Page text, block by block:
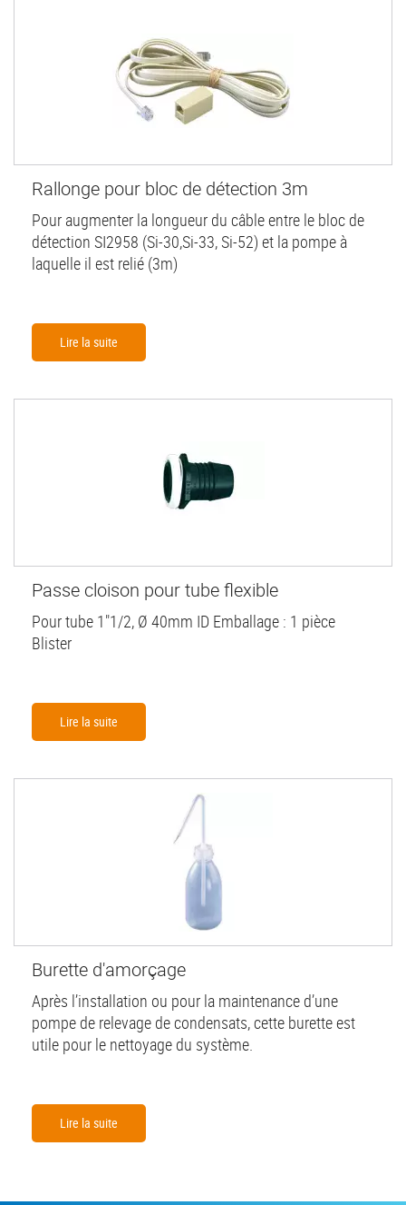
Rallonge pour bloc de détection 3m
Pour augmenter la longueur du câble entre le bloc de
détection SI2958 (Si-30,Si-33, Si-52) et la pompe à
laquelle il est relié (3m)
Lire la suite
Passe cloison pour tube flexible
Pour tube 1"1/2, Ø 40mm ID Emballage : 1 pièce
Blister
Lire la suite
Burette d'amorçage
Après l’installation ou pour la maintenance d’une
pompe de relevage de condensats, cette burette est
utile pour le nettoyage du système.
Lire la suite